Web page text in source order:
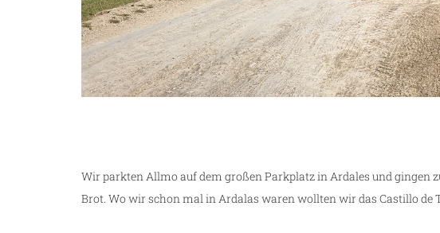
Wir parkten Allmo auf dem großen Parkplatz in Ardales und gingen
Brot. Wo wir schon mal in Ardalas waren wollten wir das Castillo de